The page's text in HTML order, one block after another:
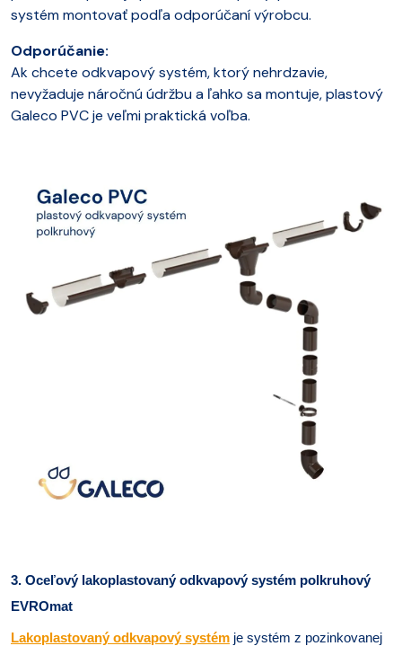
systém montovať podľa odporúčaní výrobcu.
Odporúčanie:
Ak chcete odkvapový systém, ktorý nehrdzavie,
nevyžaduje náročnú údržbu a ľahko sa montuje, plastový
Galeco PVC je veľmi praktická voľba.
3. Oceľový lakoplastovaný odkvapový systém polkruhový
EVROmat
Lakoplastovaný odkvapový systém je systém z pozinkovanej